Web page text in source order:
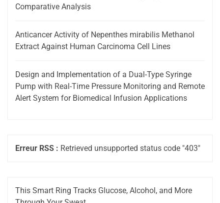
Comparative Analysis
Anticancer Activity of Nepenthes mirabilis Methanol
Extract Against Human Carcinoma Cell Lines
Design and Implementation of a Dual-Type Syringe
Pump with Real-Time Pressure Monitoring and Remote
Alert System for Biomedical Infusion Applications
Erreur RSS : Retrieved unsupported status code "403"
This Smart Ring Tracks Glucose, Alcohol, and More